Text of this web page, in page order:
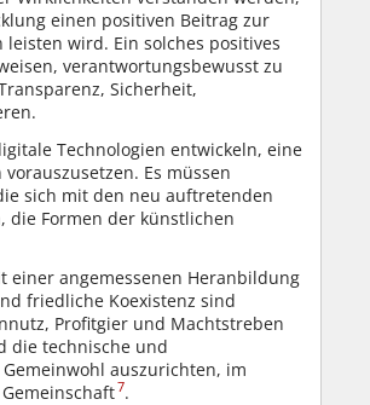
einen positiven Beitrag zur
wird. Ein solches positives
verantwortungsbewusst zu
Sicherheit,
Technologien entwickeln, eine
Es müssen
sich mit den neu auftretenden
die Formen der künstlichen
einer angemessenen Heranbildung
friedliche Koexistenz sind
Profitgier und Machtstreben
die technische und
auszurichten, im
7.